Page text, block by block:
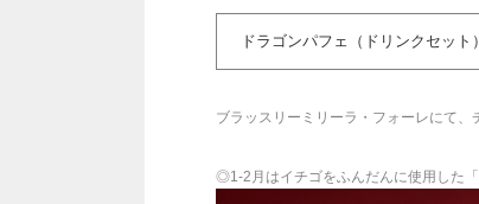
ドラゴンパフェ（ドリンクセット）
ブラッスリーミリーラ・フォーレにて、
◎1-2月はイチゴをふんだんに使用した「